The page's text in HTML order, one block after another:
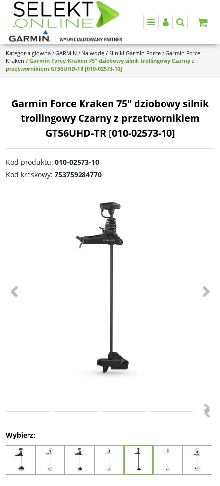
MenuPanelSzukaj
Kategoria główna / GARMIN / Na wodę / Silniki Garmin Force / Garmin Force
Kraken / Garmin Force Kraken 75" dziobowy silnik trollingowy Czarny z
przetwornikiem GT56UHD-TR [010-02573-10]
Garmin Force Kraken 75" dziobowy silnik
trollingowy Czarny z przetwornikiem
GT56UHD-TR [010-02573-10]
Kod produktu: 010-02573-10
Kod kreskowy: 753759284770
<
<
Wybierz: